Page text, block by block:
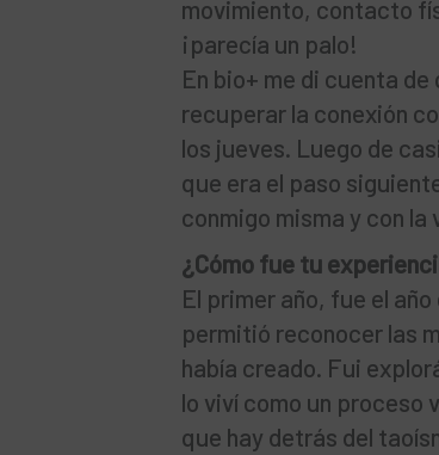
movimiento, contacto
¡parecía un palo!
En bio+ me di cuenta
recuperar la conexión
los jueves. Luego de
que era el paso
conmigo misma y con la
¿Cómo fue tu
El primer año, fue el
permitió reconocer las
había creado. Fui
lo viví como un proceso
que hay detrás del